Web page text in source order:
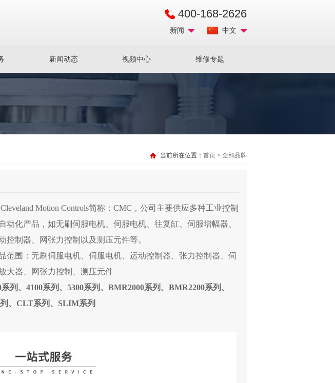
400-168-2626
中文
新闻
新闻动态 视频中心 维修专题
当前所在位置： 首页 > 全部品牌
Motion Controls简称：CMC，公司主要供应多种工业控制
动化产品，如无刷伺服电机、伺服电机、往复缸、伺服增幅器、
控制器、网张力控制以及测压元件等。
范围：无刷伺服电机、伺服电机、运动控制器、张力控制器、伺
大器、网张力控制、测压元件
列、4100系列、5300系列、BMR2000系列、BMR2200系列、
、CLT系列、SLIM系列